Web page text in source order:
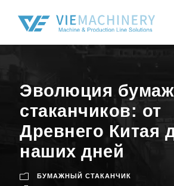
Эволюция
стаканчиков: от
Древнего Китая
наших дней
БУМАЖНЫЙ СТАКАНЧИК